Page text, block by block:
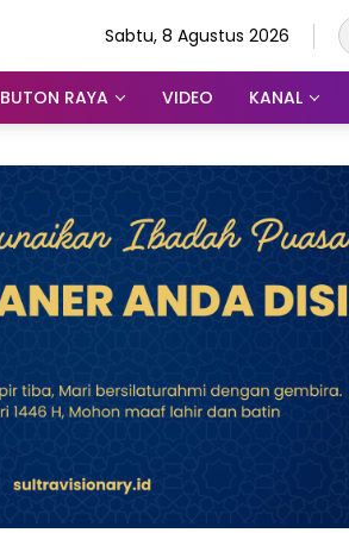
Sabtu, 8 Agustus 2026
BUTON RAYA VIDEO KANAL